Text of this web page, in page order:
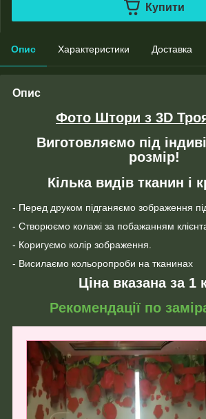
Купити
Опис Характеристики Доставка
Опис
Фото Штори з 3D
Виготовляємо під
розмір!
Кілька видів тканин і
- Перед друком підганяємо зображення під
- Створюємо колажі за побажанням
- Коригуємо колір зображення.
- Висилаємо кольоропроби на тканинах
Ціна вказана за 1
Рекомендації по